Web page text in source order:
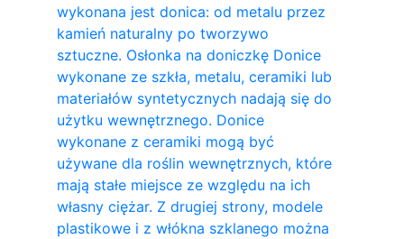
wykonana jest donica: od metalu przez
kamień naturalny po tworzywo
sztuczne. Osłonka na doniczkę Donice
wykonane ze szkła, metalu, ceramiki lub
materiałów syntetycznych nadają się do
użytku wewnętrznego. Donice
wykonane z ceramiki mogą być
używane dla roślin wewnętrznych, które
mają stałe miejsce ze względu na ich
własny ciężar. Z drugiej strony, modele
plastikowe i z włókna szklanego można